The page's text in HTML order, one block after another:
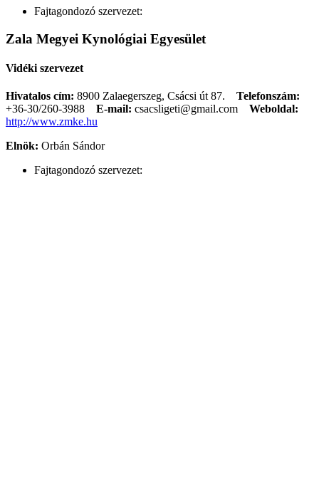
Fajtagondozó szervezet:
Zala Megyei Kynológiai Egyesület
Vidéki szervezet
Hivatalos cím: 8900 Zalaegerszeg, Csácsi út 87. Telefonszám:
+36-30/260-3988
E-mail: csacsligeti@gmail.com
Weboldal:
http://www.zmke.hu
Elnök: Orbán Sándor
Fajtagondozó szervezet: